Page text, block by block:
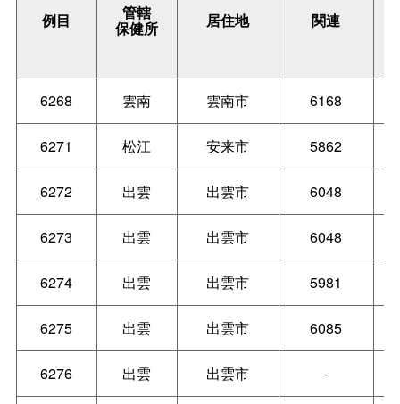
例目 管轄
保健所 居住地 関連
6268 雲南 雲南市 6168
6271 松江 安来市 5862
6272 出雲 出雲市 6048
6273 出雲 出雲市 6048
6274 出雲 出雲市 5981
6275 出雲 出雲市 6085
6276 出雲 出雲市 -